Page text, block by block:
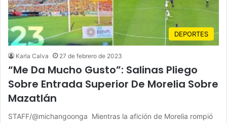
DEPORTES
Karla Calva 27 de febrero de 2023
“Me Da Mucho Gusto”: Salinas Pliego
Sobre Entrada Superior De Morelia Sobre
Mazatlán
STAFF/@michangoonga Mientras la afición de Morelia rompió